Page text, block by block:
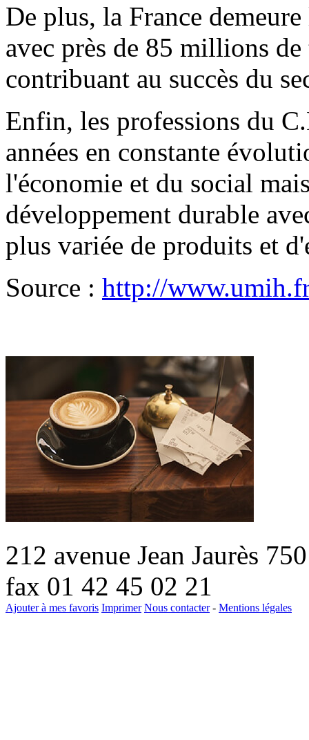
De plus, la France
avec près de 85 millions
contribuant au succès du
Enfin, les professions du
années en constante
l'économie et du social
développement durable
plus variée de produits et
Source : http://
212 avenue Jean Jaurès
fax 01 42 45 02 21
Ajouter à mes favoris Imprimer Nous contacter- Mentions légales